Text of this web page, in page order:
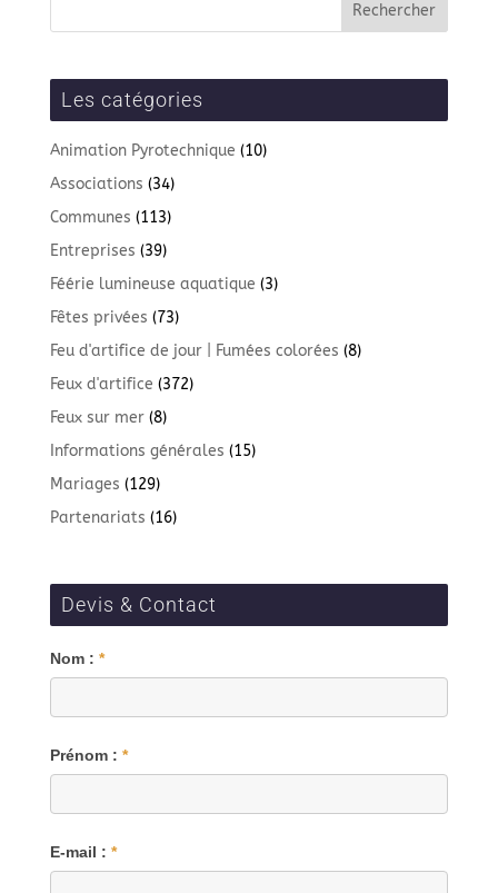
Les catégories
Animation Pyrotechnique (10)
Associations (34)
Communes (113)
Entreprises (39)
Féérie lumineuse aquatique (3)
Fêtes privées (73)
Feu d'artifice de jour | Fumées colorées (8)
Feux d'artifice (372)
Feux sur mer(8)
Informations générales (15)
Mariages (129)
Partenariats (16)
Devis & Contact
Blog
Nom : *
Prénom : *
E-mail : *